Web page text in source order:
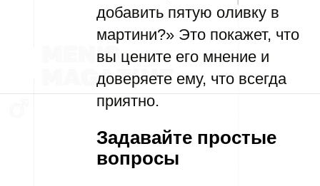
добавить пятую оливку в
мартини?» Это покажет, что
вы цените его мнение и
доверяете ему, что всегда
приятно.
Задавайте простые
вопросы